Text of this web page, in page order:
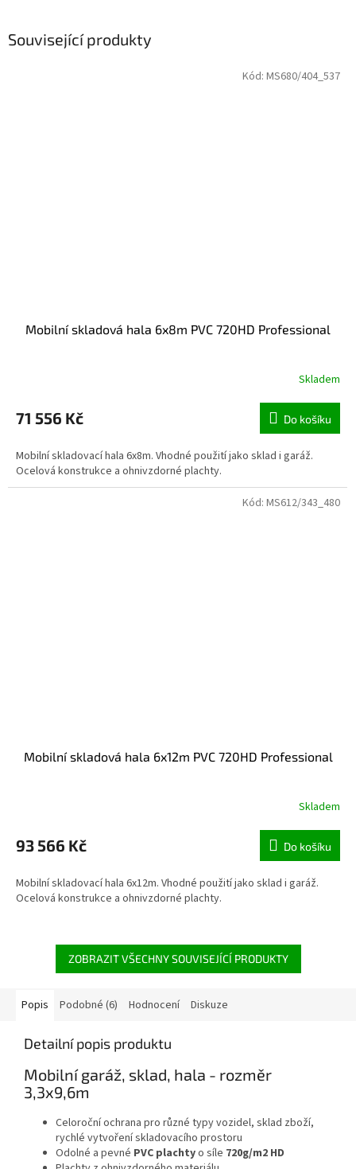
Související produkty
Mobilní skladová hala 6x8m PVC 720HD Professional
Skladem
71 556 Kč Do košíku
Mobilní skladovací hala 6x8m. Vhodné použití jako sklad i garáž.
Ocelová konstrukce a ohnivzdorné plachty.
Kód: MS680/404_537
Mobilní skladová hala 6x12m PVC 720HD Professional
Skladem
93 566 Kč Do košíku
Mobilní skladovací hala 6x12m. Vhodné použití jako sklad i garáž.
Ocelová konstrukce a ohnivzdorné plachty.
Kód: MS612/343_480
ZOBRAZIT VŠECHNY SOUVISEJÍCÍ PRODUKTY
Popis Podobné (6) Hodnocení Diskuze
Detailní popis produktu
Mobilní garáž, sklad, hala - rozměr
3,3x9,6m
Celoroční ochrana pro různé typy vozidel, sklad zboží,
rychlé vytvoření skladovacího prostoru
Odolné a pevné PVC plachtyo síle 720g/m2 HD